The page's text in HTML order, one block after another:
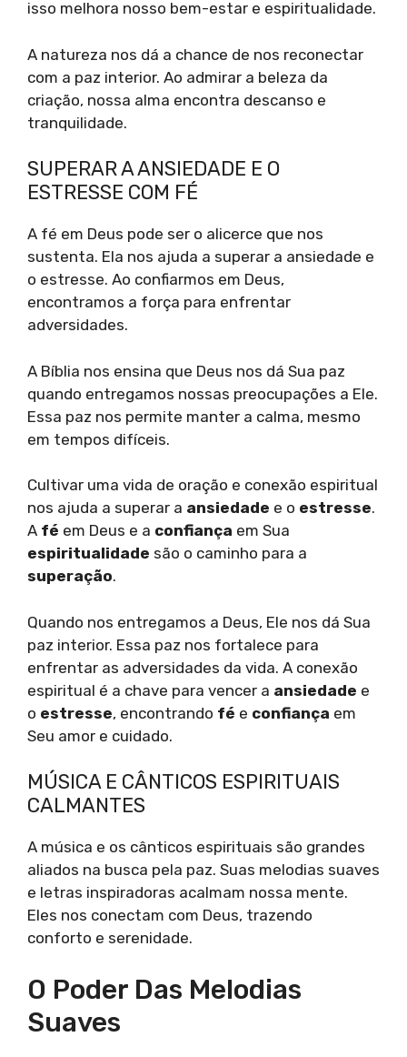
isso melhora nosso bem-estar e espiritualidade.
A natureza nos dá a chance de nos reconectar
com a paz interior. Ao admirar a beleza da
criação, nossa alma encontra descanso e
tranquilidade.
SUPERAR A ANSIEDADE E O
ESTRESSE COM FÉ
A fé em Deus pode ser o alicerce que nos
sustenta. Ela nos ajuda a superar a ansiedade e
o estresse. Ao confiarmos em Deus,
encontramos a força para enfrentar
adversidades.
A Bíblia nos ensina que Deus nos dá Sua paz
quando entregamos nossas preocupações a Ele.
Essa paz nos permite manter a calma, mesmo
em tempos difíceis.
Cultivar uma vida de oração e conexão espiritual
nos ajuda a superar a ansiedade e o estresse.
A fé em Deus e a confiança em Sua
espiritualidade são o caminho para a
superação.
Quando nos entregamos a Deus, Ele nos dá Sua
paz interior. Essa paz nos fortalece para
enfrentar as adversidades da vida. A conexão
espiritual é a chave para vencer a ansiedade e
o estresse, encontrando fé e confiança em
Seu amor e cuidado.
MÚSICA E CÂNTICOS ESPIRITUAIS
CALMANTES
A música e os cânticos espirituais são grandes
aliados na busca pela paz. Suas melodias suaves
e letras inspiradoras acalmam nossa mente.
Eles nos conectam com Deus, trazendo
conforto e serenidade.
O Poder Das Melodias
Suaves